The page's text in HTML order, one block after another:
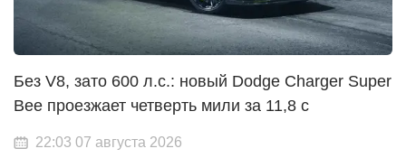
Без V8, зато 600 л.с.: новый Dodge Charger Super
Bee проезжает четверть мили за 11,8 с
22:03 07 августа 2026